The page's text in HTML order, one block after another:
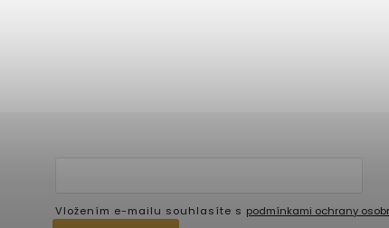
Vložením e-mailu souhlasíte s podmínkami ochrany